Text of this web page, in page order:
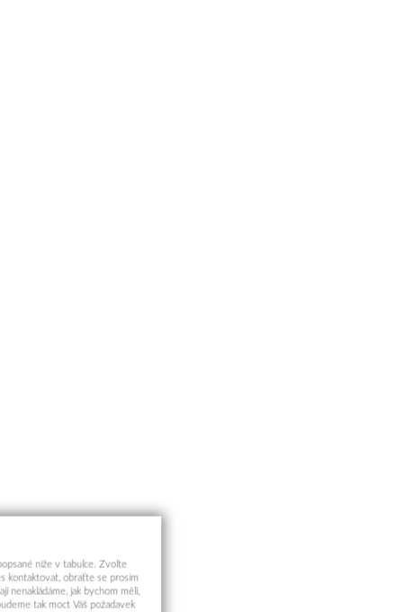
níže v tabulce. Zvolte
kontaktovat, obraťte se prosím
nenakládáme, jak bychom měli,
tak moct Váš požadavek